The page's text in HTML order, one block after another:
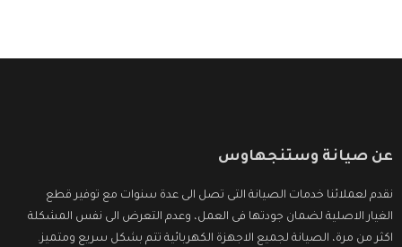
عن صيانة وستنجهاوس
نقدم لعملائنا خدمات الصيانة التى تصل الى عدة سنوات مع توفير قطع
الغيار الاصلية لضمان جودتها فى العمل، وعدم التعرض الى نفس المشكلة
اكثر من مرة، الصيانة لجميع الاجهزة الكهربائية تتم بشكل سريع ومتميز.